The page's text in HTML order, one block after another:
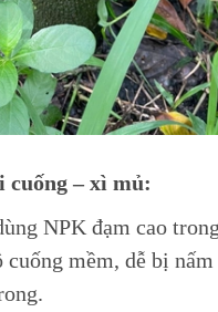
cuống – xì mủ:
NPK đạm cao
mềm, dễ bị nấm